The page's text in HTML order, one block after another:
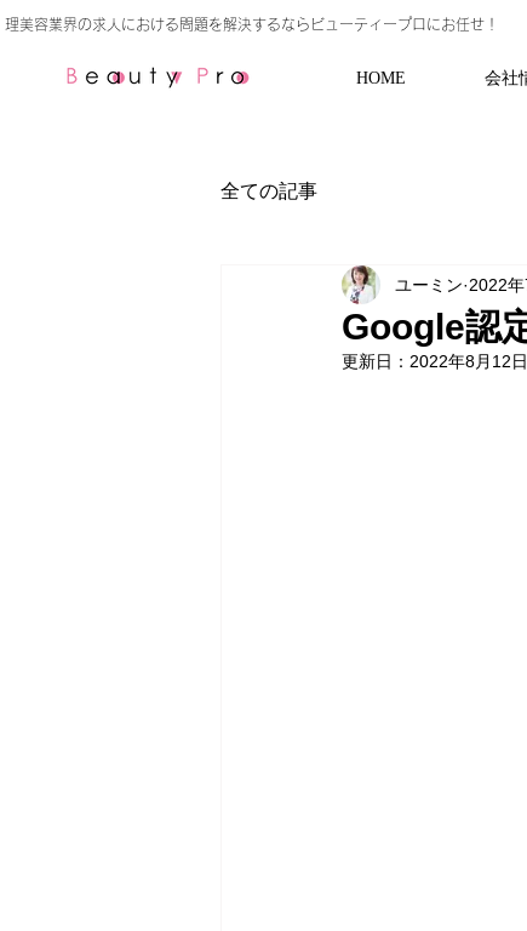
HOME 会社
全ての記事
Google認
ユーミン 2022
更新日： 2022年8月12日